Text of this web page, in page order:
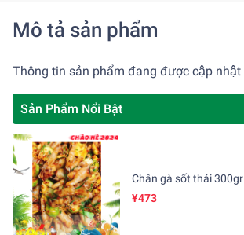
Mô tả sản phẩm
Thông tin sản phẩm đang được cập nhật
Sản Phẩm Nổi Bật
Chân gà sốt thái 300gr
¥473